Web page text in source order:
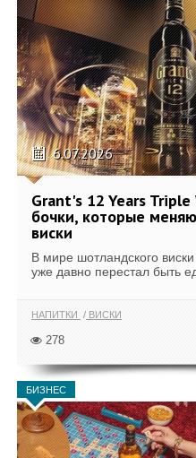
6.07.2026
Grant's 12 Years Triple
бочки, которые
виски
В мире шотландского
уже давно перестал быть
НАПИТКИ ВИСКИ
278
БИЗНЕС